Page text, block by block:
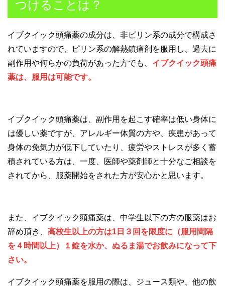
つけることは？
イブクイック頭痛薬の成分は、非ピリン系の成分で構成さ
れていますので、ピリン系の解熱鎮痛剤を服用し、過去に
副作用や何らかの負荷があった方でも、 イブクイック頭痛
薬は、服用は可能です。
イブクイック頭痛薬は、副作用を起こす確率は低い身体に
は優しい薬ですが、アレルギー体質の方や、疾患があって
身体の免気力が低下していたり、疲労やストレスが多く蓄
積されている方は、一度、医師や薬剤師と十分なご相談を
されてから、服薬開始をされた方が安心かと思います。
また、イブクイック頭痛薬は、中学生以下の方の服薬はお
辞め頂き、 高校生以上の方は1日３回を限度に（服用間隔
を４時間以上）１錠を水か、ぬるま湯でお飲みになって下
さい。
イブクイック頭痛薬を服用の際は、ジュース類や、他の飲